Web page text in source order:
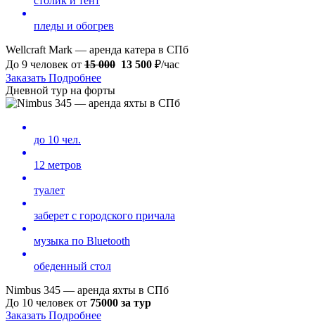
пледы и обогрев
Wellcraft Mark — аренда катера в СПб
До 9 человек от 15 000 13 500 ₽/час
Заказать Подробнее
Дневной тур на форты
до 10 чел.
12 метров
туалет
заберет с городского причала
музыка по Bluetooth
обеденный стол
Nimbus 345 — аренда яхты в СПб
До 10 человек от 75000 за тур
Заказать Подробнее